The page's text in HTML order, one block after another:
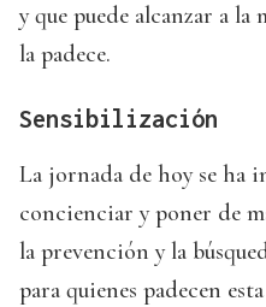
y que puede alcanzar a
la padece.
Sensibilización
La jornada de hoy se ha
concienciar y poner de
la prevención y la
para quienes padecen